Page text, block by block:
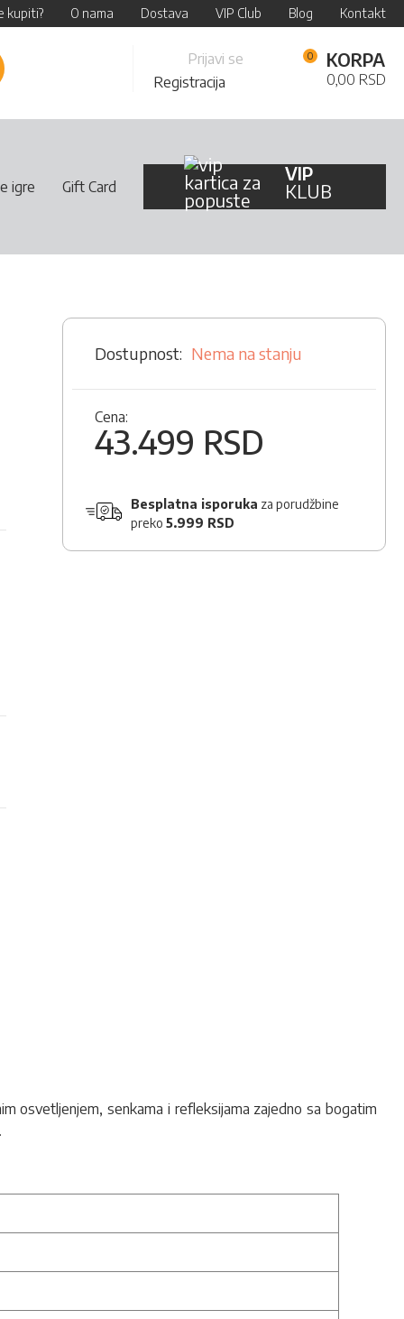
kupiti? O nama Dostava VIP Club Blog Kontakt
Content
Prijavi se
Registracija
KORPA
0,00 RSD
igre Gift Card
VIP
KLUB
Nema na stanju
Cena:
43.499 RSD
Besplatna isporuka za porudžbine
preko 5.999 RSD
osvetljenjem, senkama i refleksijama zajedno sa bogatim